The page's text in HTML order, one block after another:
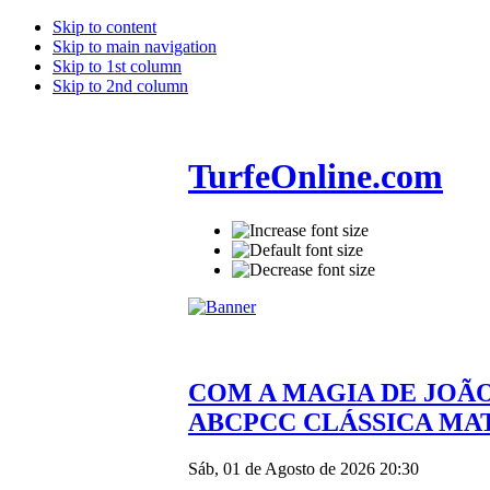
Skip to content
Skip to main navigation
Skip to 1st column
Skip to 2nd column
TurfeOnline.com
COM A MAGIA DE
ABCPCC CLÁSSICA
Sáb, 01 de Agosto de 2026 20:30